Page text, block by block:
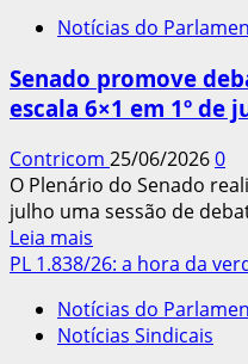
de
pedidos
registra
positivo
de
vagas
formais
de
trabalho
em
maio,
diz
Caged
Notícias do
Senado promove
escala 6×1 em 1º de
Contricom 25/06/20260
O Plenário do Senado
julho uma sessão de
Leia mais
mais
Senado
promove
PL 1.838/26: a hora da
Notícias do
Notícias Sindicais